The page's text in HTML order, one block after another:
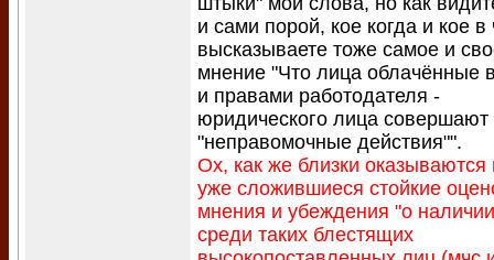
и сами порой, кое когда и кое в
высказываете тоже самое и
мнение "Что лица облачённые
и правами работодателя -
юридического лица совершают
"неправомочные действия"".
Ох, как же близки оказываются
уже сложившиеся стойкие
мнения и убеждения "о наличии
среди таких блестящих